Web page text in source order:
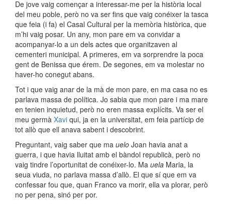
De jove vaig començar a interessar-me per la història local
del meu poble, però no va ser fins que vaig conéixer la tasca
que feia (i fa) el Casal Cultural per la memòria històrica, que
m’hi vaig posar. Un any, mon pare em va convidar a
acompanyar-lo a un dels actes que organitzaven al
cementeri municipal. A primeres, em va sorprendre la poca
gent de Benissa que érem. De segones, em va molestar no
haver-ho conegut abans.
Tot i que vaig anar de la mà de mon pare, en ma casa no es
parlava massa de política. Jo sabia que mon pare i ma mare
en tenien inquietud, però no eren massa explícits. Va ser el
meu germà Xavi qui, ja en la universitat, em feia partícip de
tot allò que ell anava sabent i descobrint.
Preguntant, vaig saber que ma uelo Joan havia anat a
guerra, i que havia lluitat amb el bàndol republicà, però no
vaig tindre l’oportunitat de conéixer-lo. Ma uela Maria, la
seua viuda, no parlava massa d’allò. El que sí que em va
confessar fou que, quan Franco va morir, ella va plorar, però
no per pena, sinó per por.